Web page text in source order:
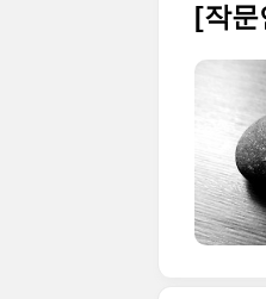
[작